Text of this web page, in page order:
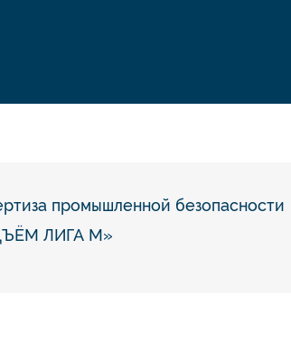
промышленной безопасности
ЛИГА М»